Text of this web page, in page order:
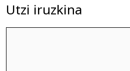
Utzi iruzkina